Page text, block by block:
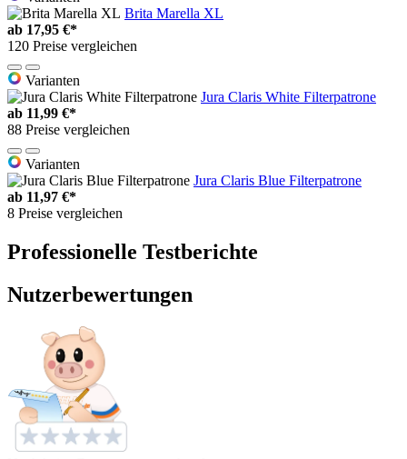
Brita Marella XL
ab 17,95 €*
120 Preise vergleichen
Varianten
Jura Claris White Filterpatrone
ab 11,99 €*
88 Preise vergleichen
Varianten
Jura Claris Blue Filterpatrone
ab 11,97 €*
8 Preise vergleichen
Professionelle Testberichte
Nutzerbewertungen